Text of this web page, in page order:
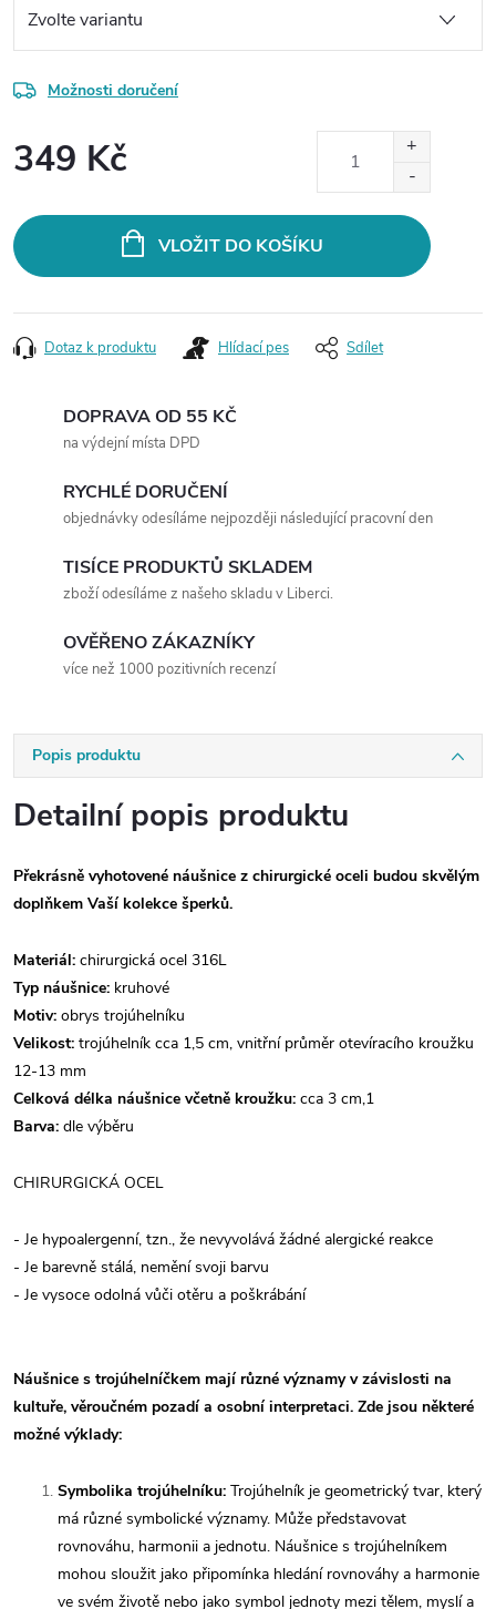
Možnosti doručení
349 Kč
VLOŽIT DO KOŠÍKU
Dotaz k produktu Hlídací pes Sdílet
DOPRAVA OD 55 KČ
na výdejní místa DPD
RYCHLÉ DORUČENÍ
objednávky odesíláme nejpozději následující pracovní den
TISÍCE PRODUKTŮ SKLADEM
zboží odesíláme z našeho skladu v Liberci.
OVĚŘENO ZÁKAZNÍKY
více než 1000 pozitivních recenzí
Popis produktu
Detailní popis produktu
Překrásně vyhotovené náušnice z chirurgické oceli budou skvělým
doplňkem Vaší kolekce šperků.
Materiál: chirurgická ocel 316L
Typ náušnice: kruhové
Motiv: obrys trojúhelníku
Velikost: trojúhelník cca 1,5 cm, vnitřní průměr otevíracího kroužku
12-13 mm
Celková délka náušnice včetně kroužku: cca 3 cm,1
Barva: dle výběru
CHIRURGICKÁ OCEL
- Je hypoalergenní, tzn., že nevyvolává žádné alergické reakce
- Je barevně stálá, nemění svoji barvu
- Je vysoce odolná vůči otěru a poškrábání
Náušnice s trojúhelníčkem mají různé významy v závislosti na
kultuře, věroučném pozadí a osobní interpretaci. Zde jsou některé
možné výklady:
Symbolika trojúhelníku: Trojúhelník je geometrický tvar, který
má různé symbolické významy. Může představovat
rovnováhu, harmonii a jednotu. Náušnice s trojúhelníkem
mohou sloužit jako připomínka hledání rovnováhy a harmonie
ve svém životě nebo jako symbol jednoty mezi tělem, myslí a